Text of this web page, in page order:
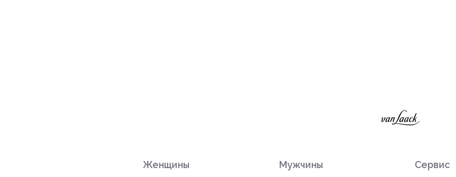
Женщины
Мужчины
Сервис